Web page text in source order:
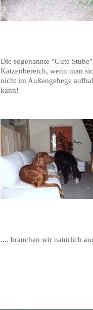
Die sogenannte "Gute
Katzenbereich, wenn man
nicht im Außengehege
kann!
.... brauchen wir natürlich